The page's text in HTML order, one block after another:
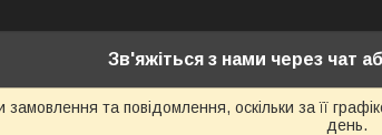
Зв'яжіться з нами через чат
та повідомлення, оскільки за її
день.